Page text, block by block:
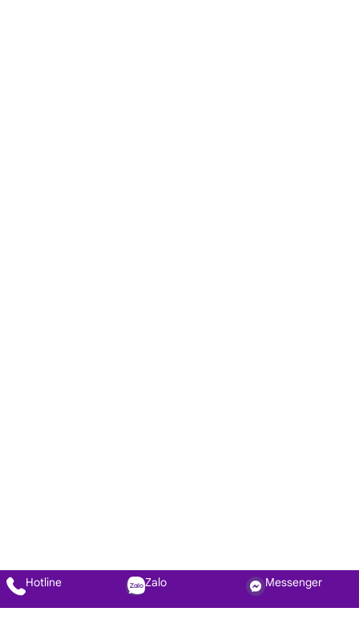
Hotline Zalo Messenger